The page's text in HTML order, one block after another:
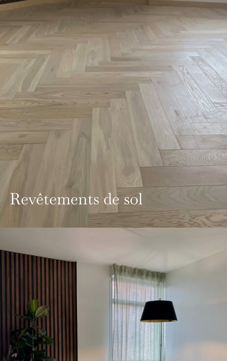
Revêtements de sol